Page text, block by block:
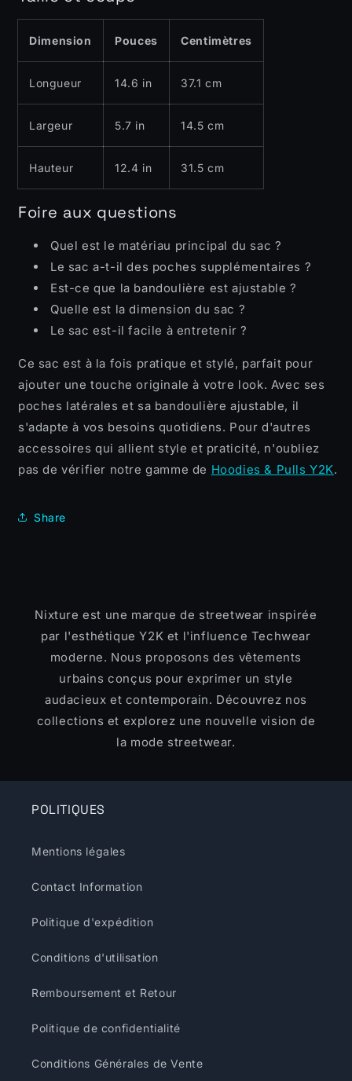
Dimension Pouces Centimètres
Longueur 14.6 in 37.1 cm
Largeur 5.7 in 14.5 cm
Hauteur 12.4 in 31.5 cm
Foire aux questions
Quel est le matériau principal du sac ?
Le sac a-t-il des poches supplémentaires ?
Est-ce que la bandoulière est ajustable ?
Quelle est la dimension du sac ?
Le sac est-il facile à entretenir ?
Ce sac est à la fois pratique et stylé, parfait pour
ajouter une touche originale à votre look. Avec ses
poches latérales et sa bandoulière ajustable, il
s'adapte à vos besoins quotidiens. Pour d'autres
accessoires qui allient style et praticité, n'oubliez
pas de vérifier notre gamme de Hoodies & Pulls Y2K.
Share
Nixture est une marque de streetwear inspirée
par l'esthétique Y2K et l'influence Techwear
moderne. Nous proposons des vêtements
urbains conçus pour exprimer un style
audacieux et contemporain. Découvrez nos
collections et explorez une nouvelle vision de
la mode streetwear.
POLITIQUES
Mentions légales
Contact Information
Politique d'expédition
Conditions d'utilisation
Remboursement et Retour
Politique de confidentialité
Conditions Générales de Vente